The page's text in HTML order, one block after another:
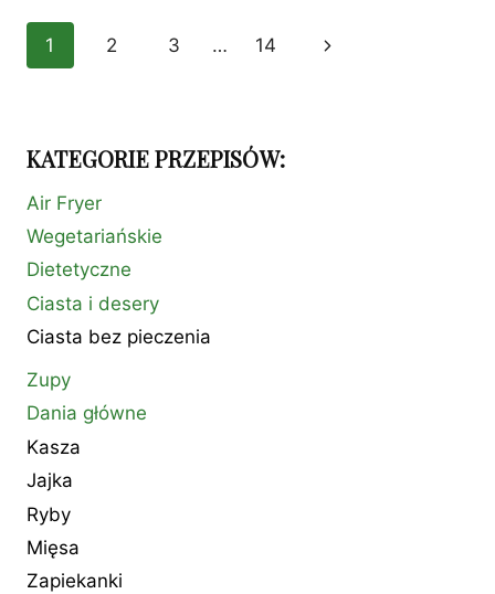
Nawigacja
1 2 3 … 14
Następna
KATEGORIE PRZEPISÓW:
Air Fryer
Wegetariańskie
Dietetyczne
Ciasta i desery
Ciasta bez pieczenia
Zupy
Dania główne
Kasza
Jajka
Ryby
Mięsa
Zapiekanki